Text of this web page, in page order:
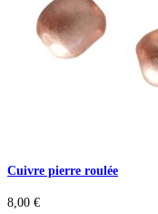
Cuivre pierre roulée
8,00 €